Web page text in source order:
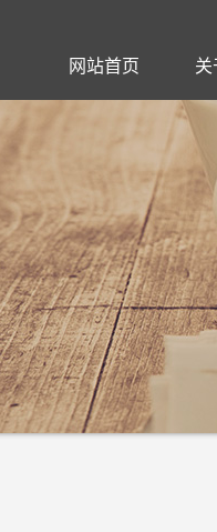
网站首页 关